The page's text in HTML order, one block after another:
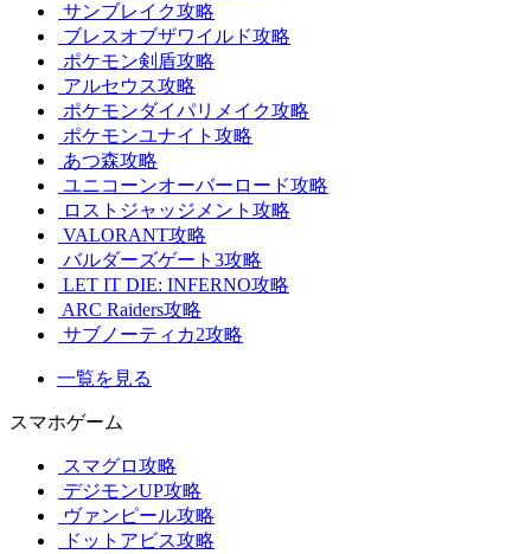
サンブレイク攻略
ブレスオブザワイルド攻略
ポケモン剣盾攻略
アルセウス攻略
ポケモンダイパリメイク攻略
ポケモンユナイト攻略
あつ森攻略
ユニコーンオーバーロード攻略
ロストジャッジメント攻略
VALORANT攻略
バルダーズゲート3攻略
LET IT DIE: INFERNO攻略
ARC Raiders攻略
サブノーティカ2攻略
一覧を見る
スマホゲーム
スマグロ攻略
デジモンUP攻略
ヴァンピール攻略
ドットアビス攻略